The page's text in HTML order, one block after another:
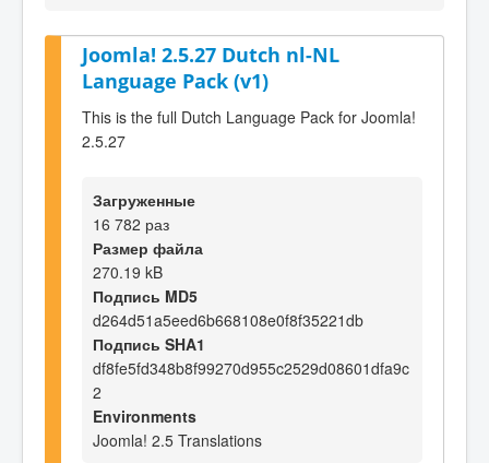
Joomla! 2.5.27 Dutch nl-NL
Language Pack (v1)
This is the full Dutch Language Pack for Joomla!
2.5.27
Загруженные
16 782 раз
Размер файла
270.19 kB
Подпись MD5
d264d51a5eed6b668108e0f8f35221db
Подпись SHA1
df8fe5fd348b8f99270d955c2529d08601dfa9c
2
Environments
Joomla! 2.5 Translations